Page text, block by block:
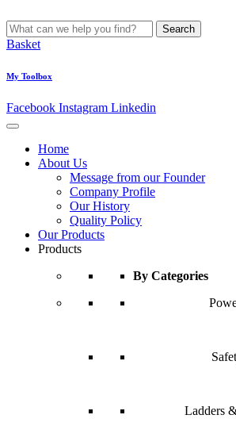
Search
Basket
My Toolbox
Facebook Instagram Linkedin
Home
About Us
Message from our Founder
Company Profile
Our History
Quality Policy
Our Products
Products
By Categories
Ladders